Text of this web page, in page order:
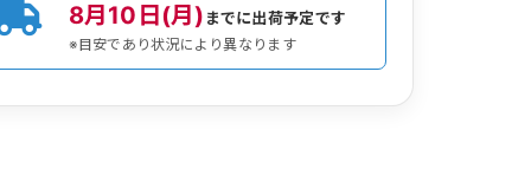
8月10日(月) までに出荷予定です
※目安であり状況により異なります